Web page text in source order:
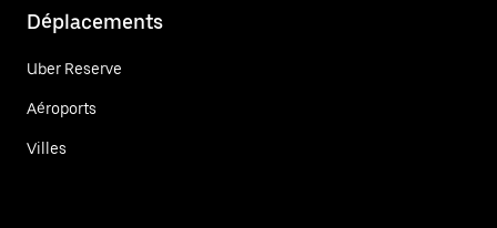
Déplacements
Uber Reserve
Aéroports
Villes